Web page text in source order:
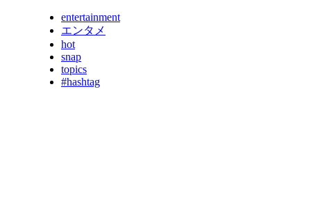
entertainment
エンタメ
hot
snap
topics
#hashtag